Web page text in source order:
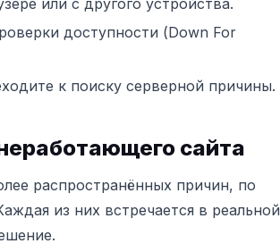
или с другого устройства.
доступности (Down For
к поиску серверной причины.
сайта
распространённых причин, по
из них встречается в реальной